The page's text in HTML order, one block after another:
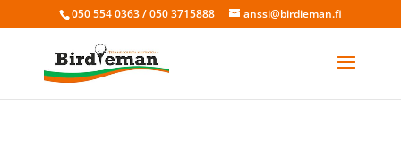
050 554 0363 / 050 3715888 anssi@birdieman.fi